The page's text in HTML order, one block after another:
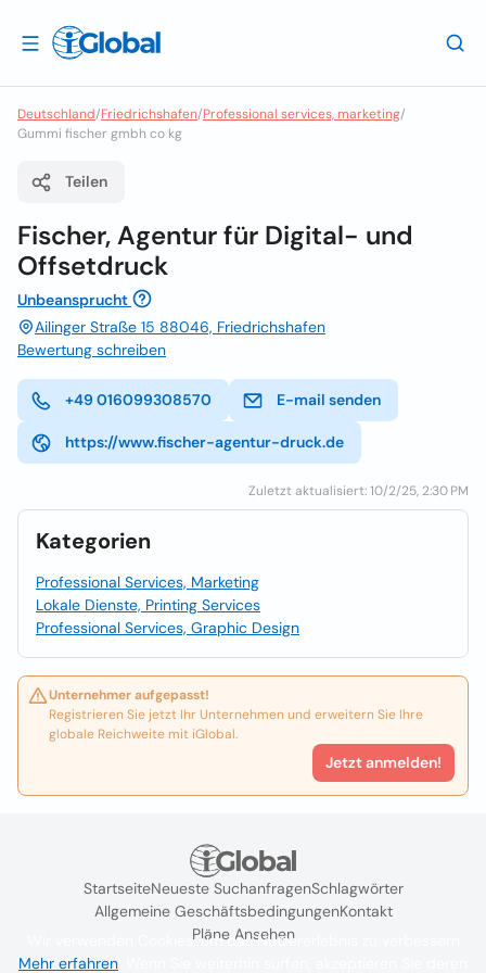
Deutschland/Friedrichshafen/Professional services, marketing/
Gummi fischer gmbh co kg
Teilen
Fischer, Agentur für Digital- und
Offsetdruck
Unbeansprucht
Ailinger Straße 15 88046, Friedrichshafen
Bewertung schreiben
+49 016099308570 E-mail senden
https://www.fischer-agentur-druck.de
Zuletzt aktualisiert: 10/2/25, 2:30 PM
Kategorien
Professional Services, Marketing
Lokale Dienste, Printing Services
Professional Services, Graphic Design
Unternehmer aufgepasst!
Registrieren Sie jetzt Ihr Unternehmen und erweitern Sie Ihre
globale Reichweite mit iGlobal.
Jetzt anmelden!
StartseiteNeueste SuchanfragenSchlagwörter
Allgemeine GeschäftsbedingungenKontakt
Pläne Ansehen
Wir verwenden Cookies, um das Nutzererlebnis zu verbessern
Mehr erfahren